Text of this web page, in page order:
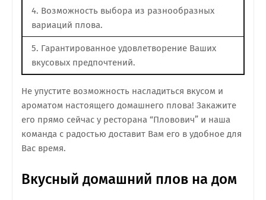
4. Возможность выбора из разнообразных
вариаций плова.
5. Гарантированное удовлетворение Ваших
вкусовых предпочтений.
Не упустите возможность насладиться вкусом и
ароматом настоящего домашнего плова! Закажите
его прямо сейчас у ресторана “Пловович” и наша
команда с радостью доставит Вам его в удобное для
Вас время.
Вкусный домашний плов на дом